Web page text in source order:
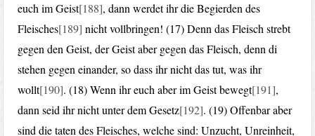
euch im Geist[188], dann werdet ihr die Begierden des
Fleisches[189] nicht vollbringen! (17) Denn das Fleisch strebt
gegen den Geist, der Geist aber gegen das Fleisch, denn di
stehen gegen einander, so dass ihr nicht das tut, was ihr
wollt[190]. (18) Wenn ihr euch aber im Geist bewegt[191],
dann seid ihr nicht unter dem Gesetz[192]. (19) Offenbar aber
sind die taten des Fleisches, welche sind: Unzucht, Unreinheit,